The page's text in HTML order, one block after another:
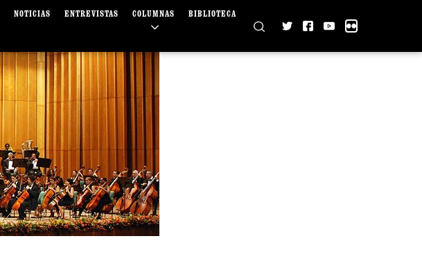
NOTICIAS ENTREVISTAS COLUMNAS BIBLIOTECA